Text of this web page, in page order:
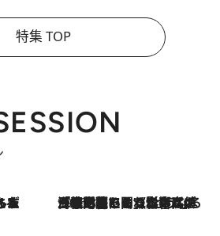
特集 TOP
2026.8.3
「住宅建てられない…」「サーチャージ料の高値が続いている」ホルムズ海峡封鎖による影響はいつまで続く？《エネルギー専門家に聞く“どうなる日本の暮らし”》